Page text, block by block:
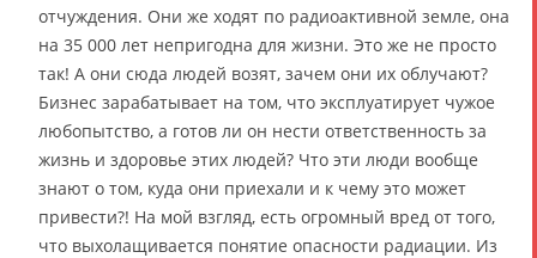
отчуждения. Они же ходят по радиоактивной земле, она
на 35 000 лет непригодна для жизни. Это же не просто
так! А они сюда людей возят, зачем они их облучают?
Бизнес зарабатывает на том, что эксплуатирует чужое
любопытство, а готов ли он нести ответственность за
жизнь и здоровье этих людей? Что эти люди вообще
знают о том, куда они приехали и к чему это может
привести?! На мой взгляд, есть огромный вред от того,
что выхолащивается понятие опасности радиации. Из